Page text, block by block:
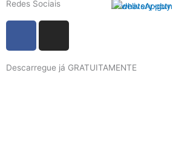
Redes Sociais
e
t
Descarregue já GRATUITAMENTE